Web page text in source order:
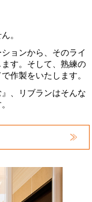
。
ョンから、そのライ
す。そして、熟練の
作製をいたします。
、リブランはそんな